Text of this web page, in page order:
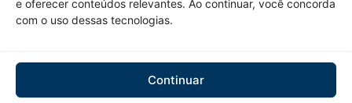
e oferecer conteúdos relevantes. Ao continuar, você concorda
com o uso dessas tecnologias.
Continuar